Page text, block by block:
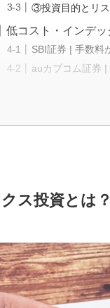
③投資目的とリ
低コスト・インデ
SBI証券 | 手数料
auカブコム証券
ス投資とは？